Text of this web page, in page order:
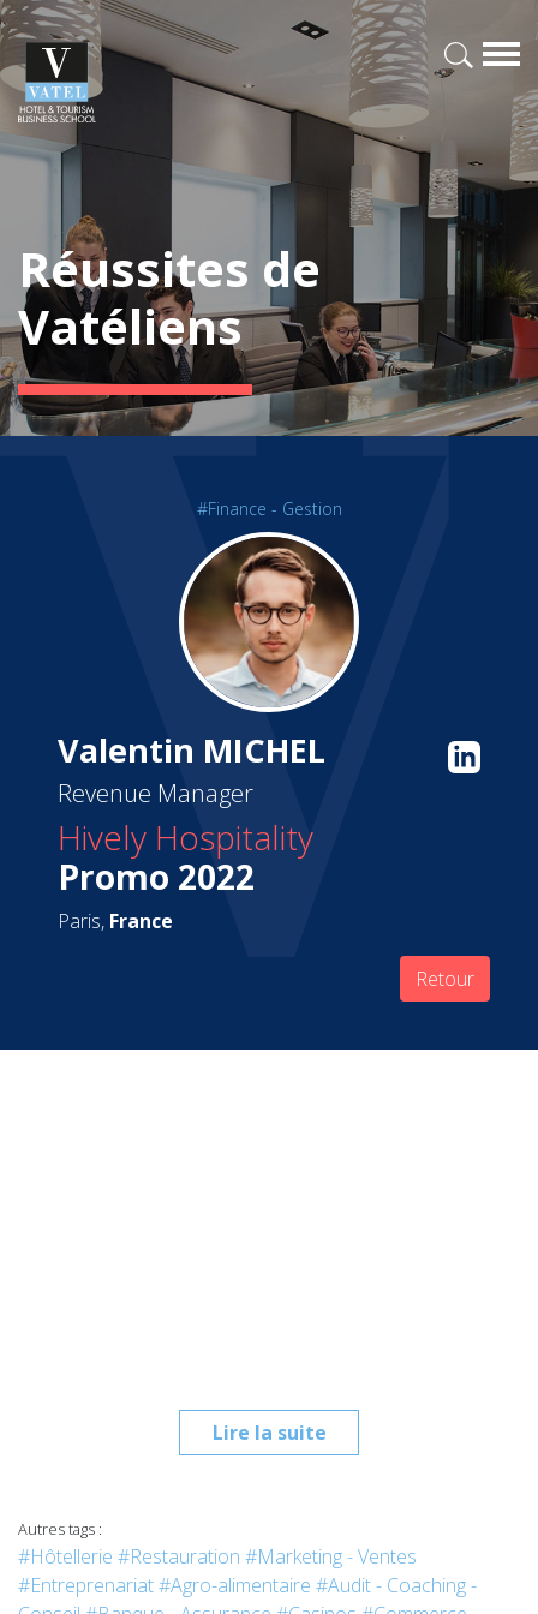
Réussites de
Vatéliens
#Finance - Gestion
Valentin MICHEL
Revenue Manager
Hively Hospitality
Promo 2022
Paris, France
Retour
Lire la suite
Autres tags :
#Hôtellerie #Restauration #Marketing - Ventes
#Entreprenariat#Agro-alimentaire #Audit - Coaching -